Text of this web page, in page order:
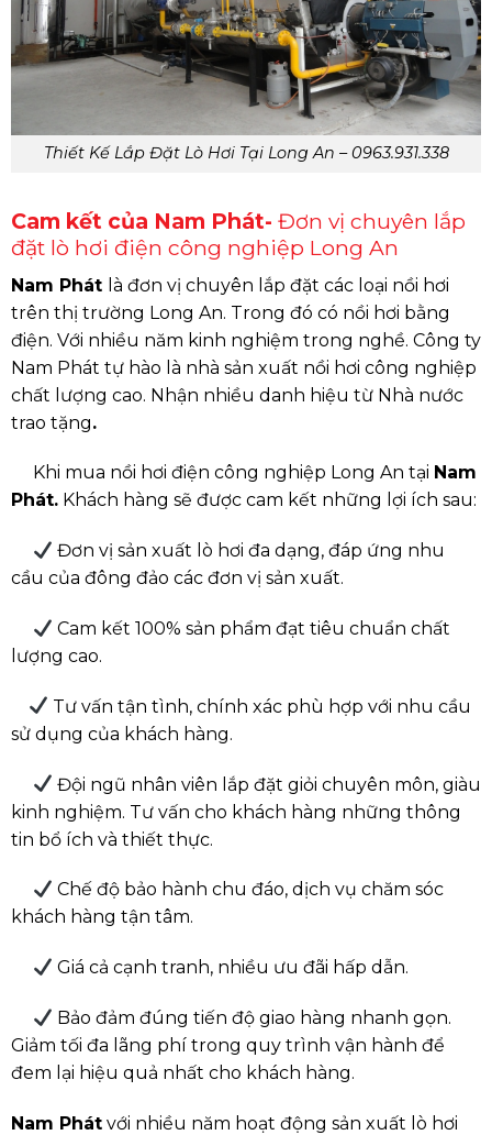
Thiết Kế Lắp Đặt Lò Hơi Tại Long An – 0963.931.338
Cam kết của Nam Phát- Đơn vị chuyên lắp
đặt lò hơi điện công nghiệp Long An
Nam Phát là đơn vị chuyên lắp đặt các loại nồi hơi
trên thị trường Long An. Trong đó có nồi hơi bằng
điện. Với nhiều năm kinh nghiệm trong nghề. Công ty
Nam Phát tự hào là nhà sản xuất nồi hơi công nghiệp
chất lượng cao. Nhận nhiều danh hiệu từ Nhà nước
trao tặng.
Khi mua nồi hơi điện công nghiệp Long An tại Nam
Phát.Khách hàng sẽ được cam kết những lợi ích sau:
︎ Đơn vị sản xuất lò hơi đa dạng, đáp ứng nhu
cầu của đông đảo các đơn vị sản xuất.
︎ Cam kết 100% sản phẩm đạt tiêu chuẩn chất
lượng cao.
︎ Tư vấn tận tình, chính xác phù hợp với nhu cầu
sử dụng của khách hàng.
︎ Đội ngũ nhân viên lắp đặt giỏi chuyên môn, giàu
kinh nghiệm. Tư vấn cho khách hàng những thông
tin bổ ích và thiết thực.
︎ Chế độ bảo hành chu đáo, dịch vụ chăm sóc
khách hàng tận tâm.
︎ Giá cả cạnh tranh, nhiều ưu đãi hấp dẫn.
︎ Bảo đảm đúng tiến độ giao hàng nhanh gọn.
Giảm tối đa lãng phí trong quy trình vận hành để
đem lại hiệu quả nhất cho khách hàng.
Nam Phátvới nhiều năm hoạt động sản xuất lò hơi